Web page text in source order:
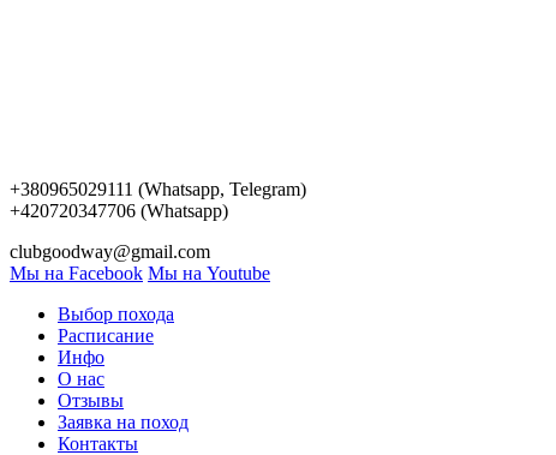
+380965029111 (Whatsapp, Telegram)
+420720347706 (Whatsapp)
clubgoodway@gmail.com
Мы на Facebook Мы на Youtube
Выбор похода
Расписание
Инфо
О нас
Отзывы
Заявка на поход
Контакты